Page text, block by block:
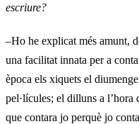
escriure?
–Ho he explicat més amunt,
una facilitat innata per a
època els xiquets el
pel·lícules; el dilluns a
que contara jo perquè jo